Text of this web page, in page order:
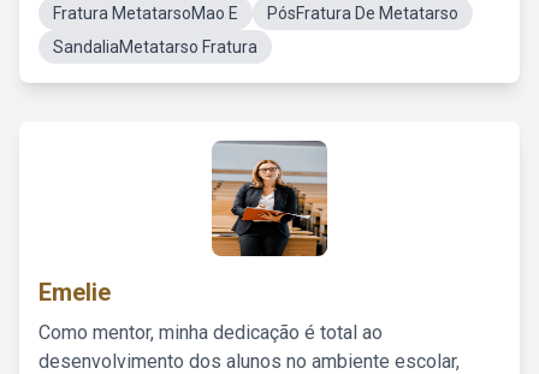
Fratura MetatarsoMao E
PósFratura De Metatarso
SandaliaMetatarso Fratura
Emelie
Como mentor, minha dedicação é total ao
desenvolvimento dos alunos no ambiente escolar,